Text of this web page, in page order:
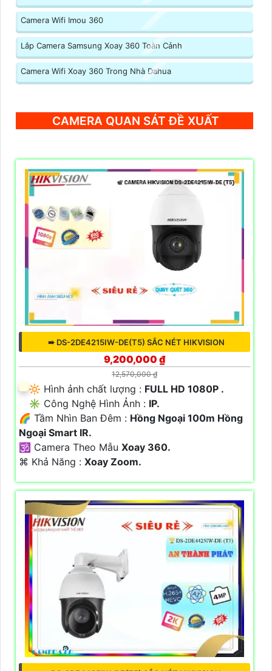
Camera Wifi Imou 360
Lắp Camera Samsung Xoay 360 Toàn Cảnh
Camera Wifi Xoay 360 Trong Nhà Dahua
CAMERA QUAN SÁT ĐỀ XUẤT
➠ DS-2DE4215IW-DE(T5) SẮC NÉT HIKVISION
9,200,000 ₫
12,570,000 ₫
🔆 Hình ảnh chất lượng : FULL HD 1080P .
✳️ Công Nghệ Hình Ảnh : IP.
🌈 Tầm Nhìn Ban Đêm : Hồng Ngoại 100m Hồng
Ngoại Smart IR.
🕉️ Camera Theo Mẫu Xoay 360.
️⌘ Khả Năng : Xoay Zoom.